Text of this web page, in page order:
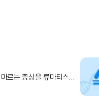
르는 증상을 류마티스
렌의 이름에서